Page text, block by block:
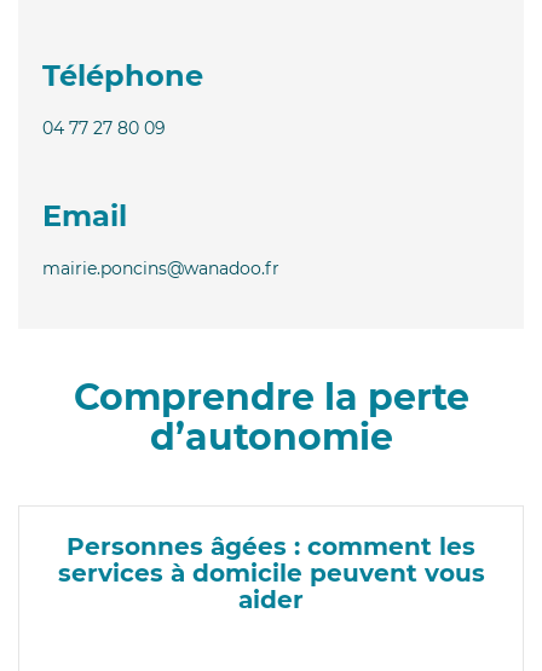
Téléphone
04 77 27 80 09
Email
mairie.poncins@wanadoo.fr
Comprendre la perte
d’autonomie
Personnes âgées : comment les
services à domicile peuvent vous
aider